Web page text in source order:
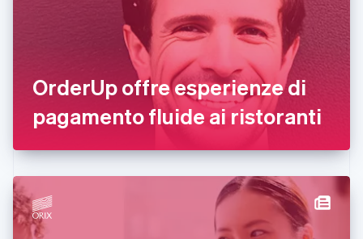
OrderUp offre esperienze di
pagamento fluide ai ristoranti
Finlandia
Svenska
Francia
Germania
日本語
Gibilterra